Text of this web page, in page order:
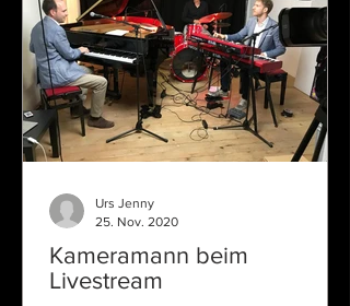
Kameramann beim
Livestream
Urs Jenny
25. Nov. 2020